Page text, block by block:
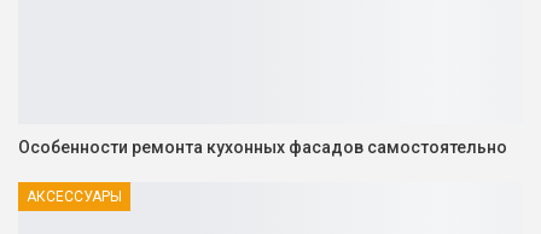
Особенности ремонта кухонных фасадов самостоятельно
АКСЕССУАРЫ